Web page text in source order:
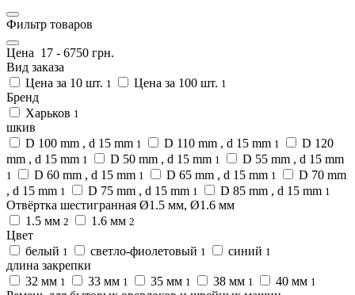
Фильтр товаров
Цена 17 - 6750 грн.
Вид заказа
Цена за 10 шт. 1 Цена за 100 шт. 1
Бренд
Харьков 1
шкив
D 100 mm , d 15 mm 1 D 110 mm , d 15 mm 1
D 120
mm , d 15 mm 1 D 50 mm , d 15 mm 1 D 55 mm , d 15 mm
1 D 60 mm , d 15 mm 1 D 65 mm , d 15 mm 1
D 70 mm
, d 15 mm 1 D 75 mm , d 15 mm 1 D 85 mm , d 15 mm 1
Отвёртка шестигранная Ø1.5 мм, Ø1.6 мм
1.5 мм 2 1.6 мм 2
Цвет
белый 1 светло-фиолетовый 1 синий 1
длина закрепки
32 мм 1 33 мм 1 35 мм 1 38 мм 1 40 мм 1